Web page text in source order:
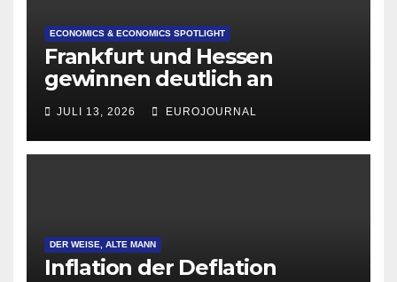
ECONOMICS & ECONOMICS SPOTLIGHT
Frankfurt und Hessen
gewinnen deutlich an
Attraktivität für Startup-
Gründungen
JULI 13, 2026 EUROJOURNAL
DER WEISE, ALTE MANN
Inflation der Deflation